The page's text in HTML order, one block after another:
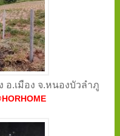
อ.เมือง จ.หนองบัวลำภู